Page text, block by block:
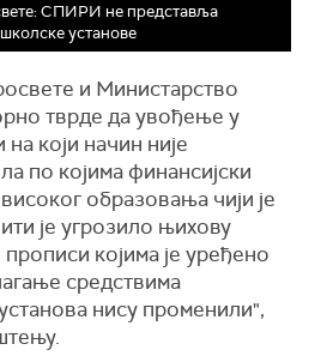
СПИРИ не представља
установе
и Министарство
тврде да увођење у
који начин није
по којима финансијски
образовања чији је
је угрозило њихову
прописи којима је уређено
средствима
нису променили",